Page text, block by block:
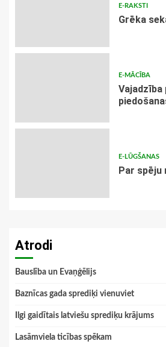
E-RAKSTI
Grēka
E-MĀCĪBA
E-LŪGŠANAS
Par spēju
Atrodi
Bauslība un Evaņģēlijs
Baznīcas gada sprediķi vienuviet
Ilgi gaidītais latviešu sprediķu krājums
Lasāmviela ticības spēkam